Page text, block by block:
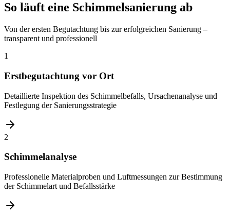
So läuft eine Schimmelsanierung ab
Von der ersten Begutachtung bis zur erfolgreichen Sanierung –
transparent und professionell
1
Erstbegutachtung vor Ort
Detaillierte Inspektion des Schimmelbefalls, Ursachenanalyse und
Festlegung der Sanierungsstrategie
2
Schimmelanalyse
Professionelle Materialproben und Luftmessungen zur Bestimmung
der Schimmelart und Befallsstärke